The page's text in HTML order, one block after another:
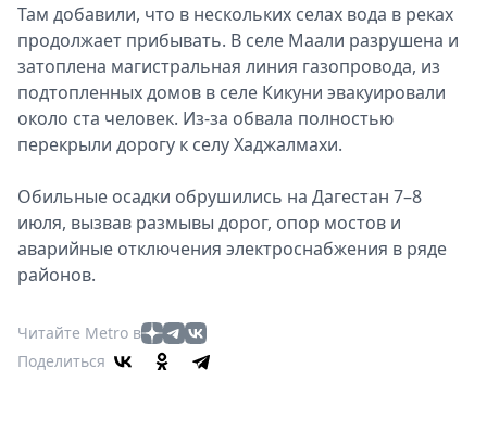
Там добавили, что в нескольких селах вода в реках
продолжает прибывать. В селе Маали разрушена и
затоплена магистральная линия газопровода, из
подтопленных домов в селе Кикуни эвакуировали
около ста человек. Из-за обвала полностью
перекрыли дорогу к селу Хаджалмахи.
Обильные осадки обрушились на Дагестан 7–8
июля, вызвав размывы дорог, опор мостов и
аварийные отключения электроснабжения в ряде
районов.
Читайте Metro в
Поделиться